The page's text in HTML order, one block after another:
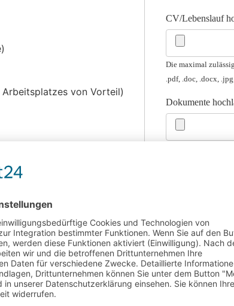
Arbeitsplatzes von Vorteil)
Je nach Qualifikation
steckt, und starte durch!
deine
CV/Lebenslauf
Die maximal
.pdf, .doc, .docx,
Dokumente
Zurück zu den